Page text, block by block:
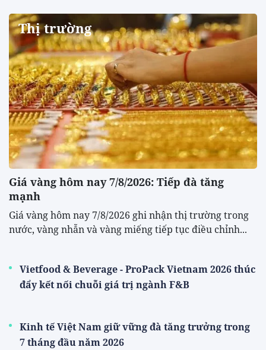
Thị trường
Giá vàng hôm nay 7/8/2026: Tiếp đà tăng
mạnh
Giá vàng hôm nay 7/8/2026 ghi nhận thị trường trong
nước, vàng nhẫn và vàng miếng tiếp tục điều chỉnh...
Vietfood & Beverage - ProPack Vietnam 2026 thúc
đẩy kết nối chuỗi giá trị ngành F&B
Kinh tế Việt Nam giữ vững đà tăng trưởng trong
7 tháng đầu năm 2026